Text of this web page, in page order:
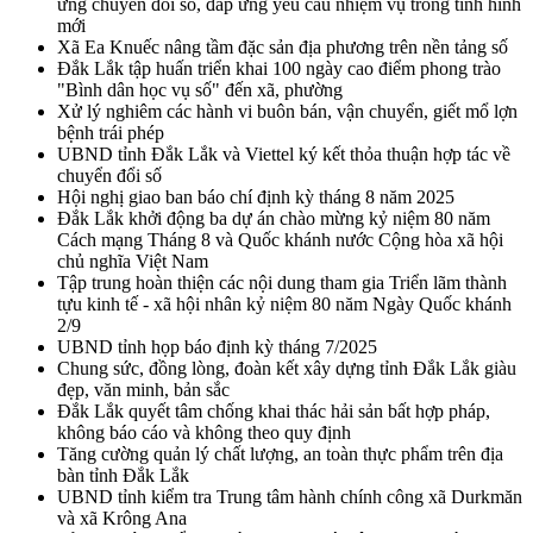
ứng chuyển đổi số, đáp ứng yêu cầu nhiệm vụ trong tình hình
mới
Xã Ea Knuếc nâng tầm đặc sản địa phương trên nền tảng số
Đắk Lắk tập huấn triển khai 100 ngày cao điểm phong trào
"Bình dân học vụ số" đến xã, phường
Xử lý nghiêm các hành vi buôn bán, vận chuyển, giết mổ lợn
bệnh trái phép
UBND tỉnh Đắk Lắk và Viettel ký kết thỏa thuận hợp tác về
chuyển đổi số
Hội nghị giao ban báo chí định kỳ tháng 8 năm 2025
Đắk Lắk khởi động ba dự án chào mừng kỷ niệm 80 năm
Cách mạng Tháng 8 và Quốc khánh nước Cộng hòa xã hội
chủ nghĩa Việt Nam
Tập trung hoàn thiện các nội dung tham gia Triển lãm thành
tựu kinh tế - xã hội nhân kỷ niệm 80 năm Ngày Quốc khánh
2/9
UBND tỉnh họp báo định kỳ tháng 7/2025
Chung sức, đồng lòng, đoàn kết xây dựng tỉnh Đắk Lắk giàu
đẹp, văn minh, bản sắc
Đắk Lắk quyết tâm chống khai thác hải sản bất hợp pháp,
không báo cáo và không theo quy định
Tăng cường quản lý chất lượng, an toàn thực phẩm trên địa
bàn tỉnh Đắk Lắk
UBND tỉnh kiểm tra Trung tâm hành chính công xã Durkmăn
và xã Krông Ana